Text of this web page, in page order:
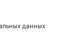
данных